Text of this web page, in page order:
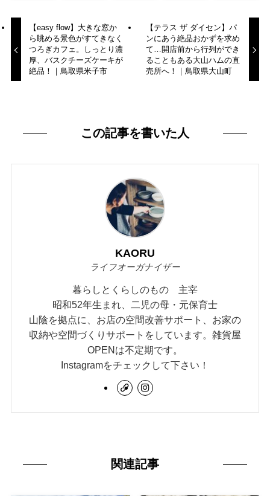
【easy flow⁡】大きな窓か
ら眺める景色がすてきなく
つろぎカフェ。しっとり濃
厚、バスクチーズケーキが
絶品！｜鳥取県米子市
【テラス ザ ダイセン】パ
ンにあう絶品おかずを求め
て…開店前から行列ができ
ることもある大山ハムの直
売所へ！｜鳥取県大山町
この記事を書いた人
KAORU
ライフオーガナイザー
暮らしとくらしのもの 主宰
昭和52年生まれ、二児の母・元保育士
山陰を拠点に、お店の空間改善サポート、お家の
収納や空間づくりサポートをしています。雑貨屋
OPENは不定期です。
Instagramをチェックして下さい！
関連記事